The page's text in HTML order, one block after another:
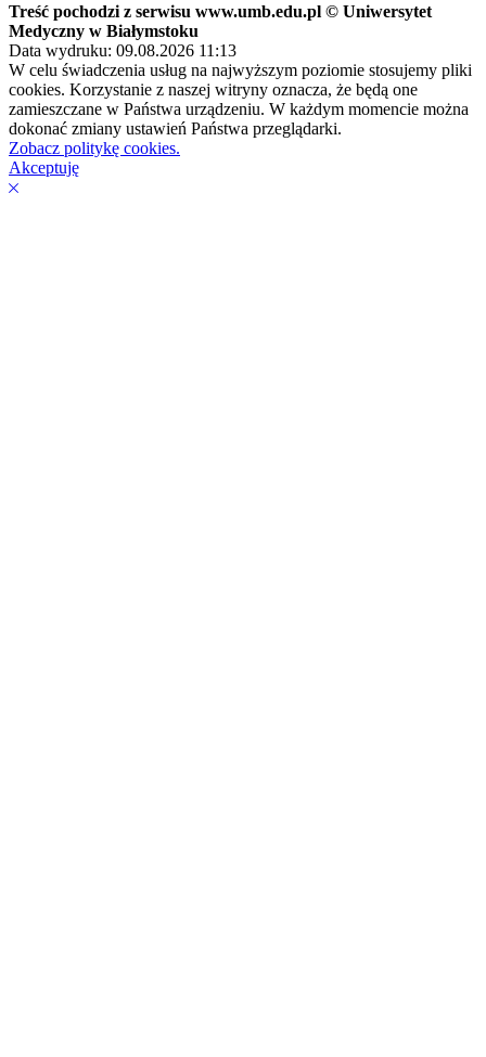
Treść pochodzi z serwisu www.umb.edu.pl © Uniwersytet
Medyczny w Białymstoku
Data wydruku: 09.08.2026 11:13
W celu świadczenia usług na najwyższym poziomie stosujemy pliki
cookies. Korzystanie z naszej witryny oznacza, że będą one
zamieszczane w Państwa urządzeniu. W każdym momencie można
dokonać zmiany ustawień Państwa przeglądarki.
Zobacz politykę cookies.
Akceptuję